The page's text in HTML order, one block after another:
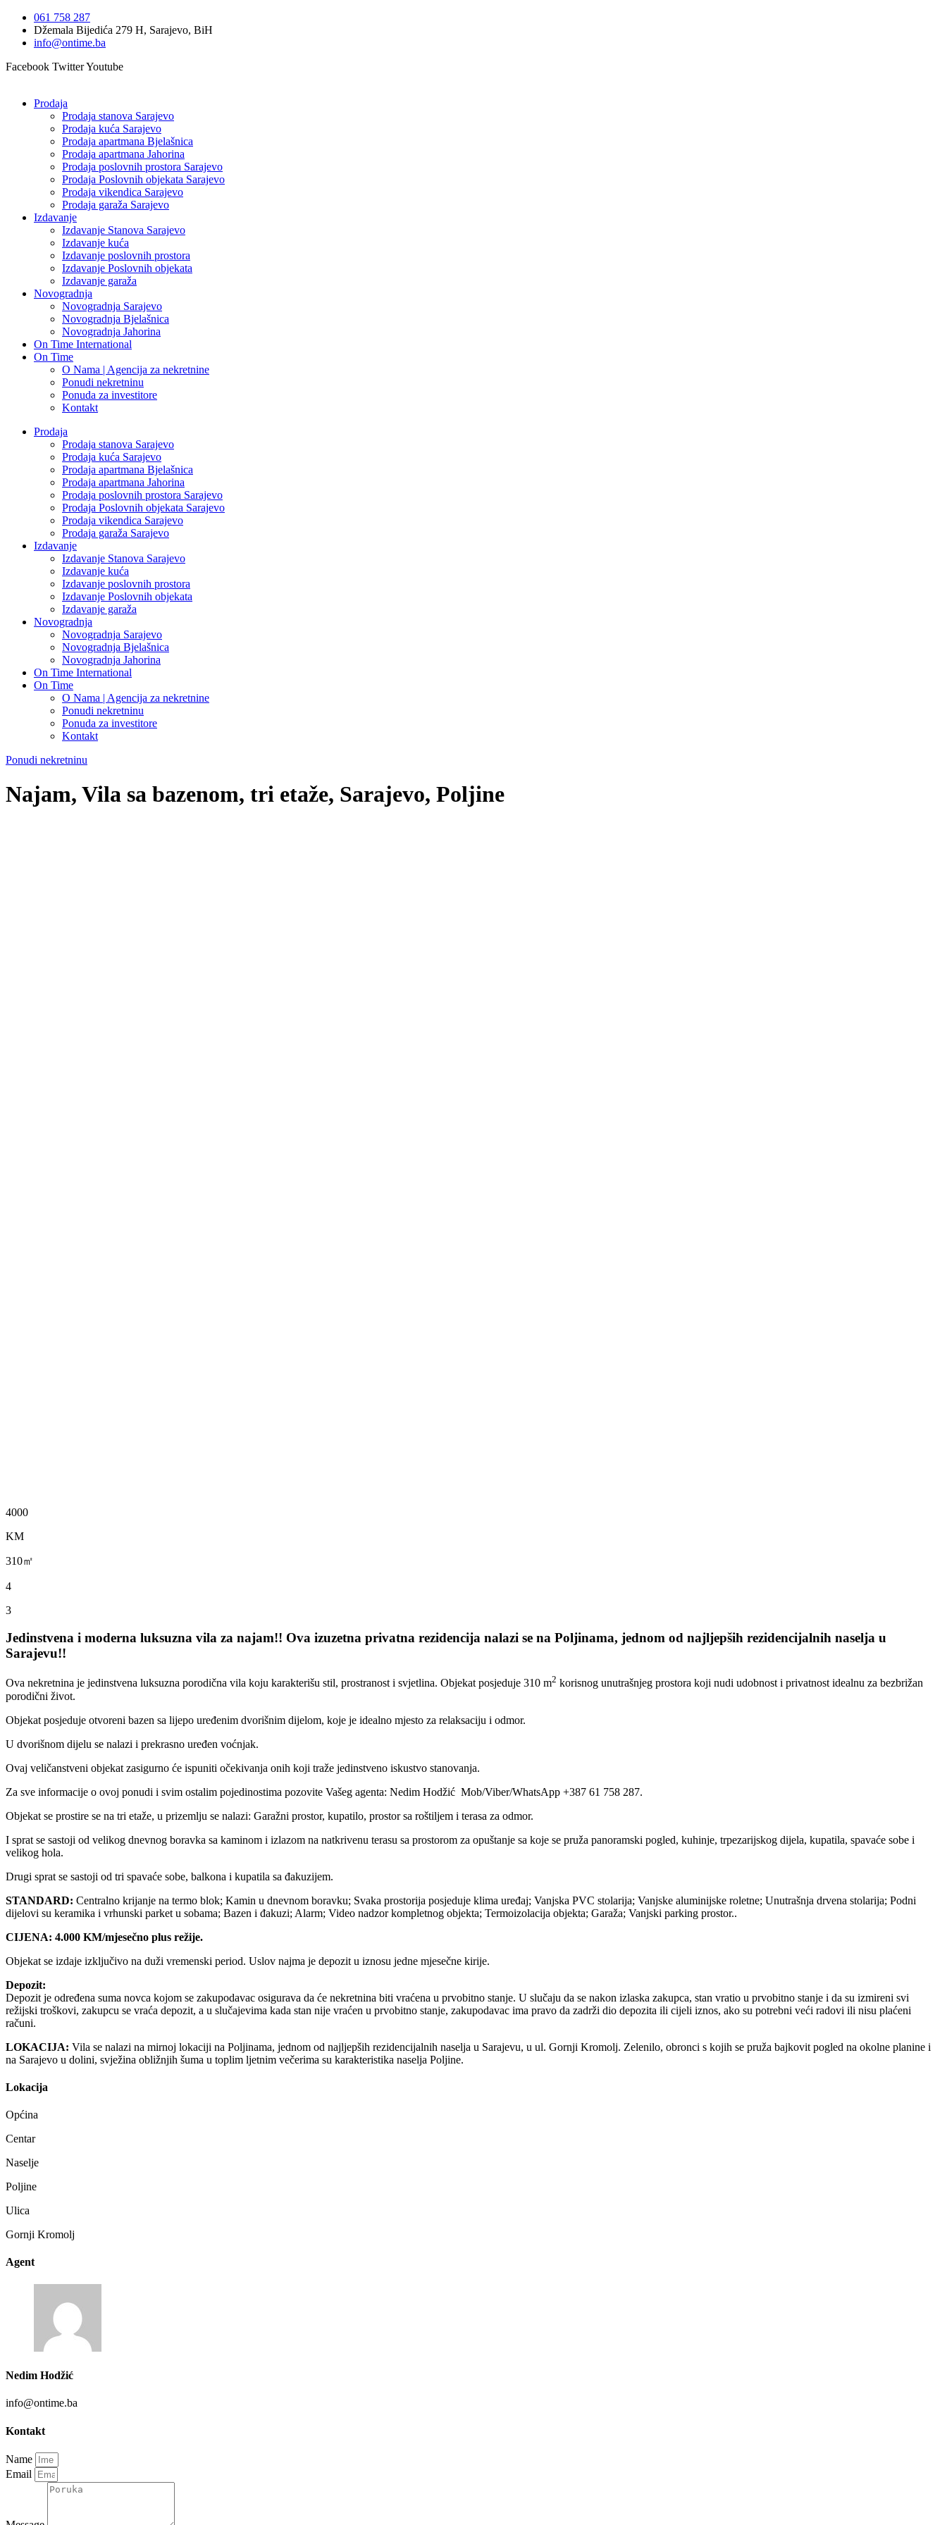
sadržaj
061 758 287
Džemala Bijedića 279 H, Sarajevo, BiH
info@ontime.ba
Facebook TwitterYoutube
Prodaja
Prodaja stanova Sarajevo
Prodaja kuća Sarajevo
Prodaja apartmana Bjelašnica
Prodaja apartmana Jahorina
Prodaja poslovnih prostora Sarajevo
Prodaja Poslovnih objekata Sarajevo
Prodaja vikendica Sarajevo
Prodaja garaža Sarajevo
Izdavanje
Izdavanje Stanova Sarajevo
Izdavanje kuća
Izdavanje poslovnih prostora
Izdavanje Poslovnih objekata
Izdavanje garaža
Novogradnja
Novogradnja Sarajevo
Novogradnja Bjelašnica
Novogradnja Jahorina
On Time International
On Time
O Nama | Agencija za nekretnine
Ponudi nekretninu
Ponuda za investitore
Kontakt
Prodaja
Prodaja stanova Sarajevo
Prodaja kuća Sarajevo
Prodaja apartmana Bjelašnica
Prodaja apartmana Jahorina
Prodaja poslovnih prostora Sarajevo
Prodaja Poslovnih objekata Sarajevo
Prodaja vikendica Sarajevo
Prodaja garaža Sarajevo
Izdavanje
Izdavanje Stanova Sarajevo
Izdavanje kuća
Izdavanje poslovnih prostora
Izdavanje Poslovnih objekata
Izdavanje garaža
Novogradnja
Novogradnja Sarajevo
Novogradnja Bjelašnica
Novogradnja Jahorina
On Time International
On Time
O Nama | Agencija za nekretnine
Ponudi nekretninu
Ponuda za investitore
Kontakt
Ponudi nekretninu
Najam, Vila sa bazenom, tri etaže, Sarajevo, Poljine
4000
KM
310㎡
4
3
Jedinstvena i moderna luksuzna vila za najam!! Ova izuzetna privatna rezidencija nalazi se na Poljinama, jednom od najljepših rezidencijalnih naselja u
Sarajevu!!
Ova nekretnina je jedinstvena luksuzna porodična vila koju karakterišu stil, prostranost i svjetlina. Objekat posjeduje 310 m2 korisnog unutrašnjeg prostora koji nudi udobnost i privatnost idealnu za bezbrižan
porodični život.
Objekat posjeduje otvoreni bazen sa lijepo uređenim dvorišnim dijelom, koje je idealno mjesto za relaksaciju i odmor.
U dvorišnom dijelu se nalazi i prekrasno uređen voćnjak.
Ovaj veličanstveni objekat zasigurno će ispuniti očekivanja onih koji traže jedinstveno iskustvo stanovanja.
Za sve informacije o ovoj ponudi i svim ostalim pojedinostima pozovite Vašeg agenta: Nedim Hodžić Mob/Viber/WhatsApp +387 61 758 287.
Objekat se prostire se na tri etaže, u prizemlju se nalazi: Garažni prostor, kupatilo, prostor sa roštiljem i terasa za odmor.
I sprat se sastoji od velikog dnevnog boravka sa kaminom i izlazom na natkrivenu terasu sa prostorom za opuštanje sa koje se pruža panoramski pogled, kuhinje, trpezarijskog dijela, kupatila, spavaće sobe i
velikog hola.
Drugi sprat se sastoji od tri spavaće sobe, balkona i kupatila sa đakuzijem.
STANDARD: Centralno krijanje na termo blok; Kamin u dnevnom boravku; Svaka prostorija posjeduje klima uređaj; Vanjska PVC stolarija; Vanjske aluminijske roletne; Unutrašnja drvena stolarija; Podni
dijelovi su keramika i vrhunski parket u sobama; Bazen i đakuzi; Alarm; Video nadzor kompletnog objekta; Termoizolacija objekta; Garaža; Vanjski parking prostor..
CIJENA: 4.000 KM/mjesečno plus režije.
Objekat se izdaje izključivo na duži vremenski period. Uslov najma je depozit u iznosu jedne mjesečne kirije.
Depozit:
Depozit je određena suma novca kojom se zakupodavac osigurava da će nekretnina biti vraćena u prvobitno stanje. U slučaju da se nakon izlaska zakupca, stan vratio u prvobitno stanje i da su izmireni svi
režijski troškovi, zakupcu se vraća depozit, a u slučajevima kada stan nije vraćen u prvobitno stanje, zakupodavac ima pravo da zadrži dio depozita ili cijeli iznos, ako su potrebni veći radovi ili nisu plaćeni
računi.
LOKACIJA: Vila se nalazi na mirnoj lokaciji na Poljinama, jednom od najljepših rezidencijalnih naselja u Sarajevu, u ul. Gornji Kromolj. Zelenilo, obronci s kojih se pruža bajkovit pogled na okolne planine i
na Sarajevo u dolini, svježina obližnjih šuma u toplim ljetnim večerima su karakteristika naselja Poljine.
Lokacija
Općina
Centar
Naselje
Poljine
Ulica
Gornji Kromolj
Agent
Nedim Hodžić
info@ontime.ba
Kontakt
Name
Email